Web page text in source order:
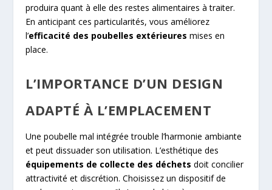
produira quant à elle des restes alimentaires à traiter.
En anticipant ces particularités, vous améliorez
l’efficacité des poubelles extérieures mises en
place.
L’IMPORTANCE D’UN DESIGN
ADAPTÉ À L’EMPLACEMENT
Une poubelle mal intégrée trouble l’harmonie ambiante
et peut dissuader son utilisation. L’esthétique des
équipements de collecte des déchets doit concilier
attractivité et discrétion. Choisissez un dispositif de